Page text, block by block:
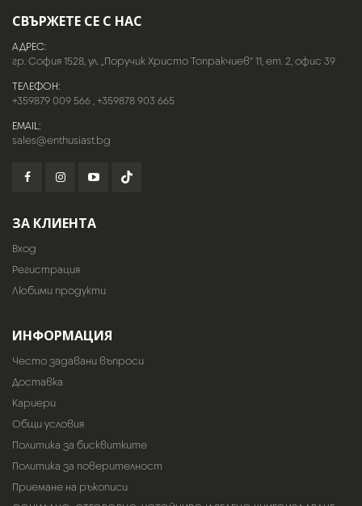
СВЪРЖЕТЕ СЕ С НАС
АДРЕС:
гр. София 1528, ул. „Поручик Христо Топракчиев“ 11, ет. 2, офис 39
ТЕЛЕФОН:
+359879 009 566,+359878 903 665
EMAIL:
sales@enthusiast.bg
ЗА КЛИЕНТА
Вход
Регистрация
Любими продукти
ИНФОРМАЦИЯ
Често задавани въпроси
Доставка
Кариери
Общи условия
Политика за бисквитките
Политика за поверителност
Приемане на ръкописи